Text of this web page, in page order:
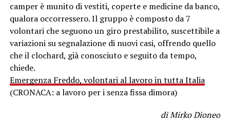
camper è munito di vestiti, coperte e medicine da banco,
qualora occorressero. Il gruppo è composto da 7
volontari che seguono un giro prestabilito, suscettibile a
variazioni su segnalazione di nuovi casi, offrendo quello
che il clochard, già conosciuto e seguito da tempo,
chiede.
Emergenza Freddo, volontari al lavoro in tutta Italia
(CRONACA: a lavoro per i senza fissa dimora)
di Mirko Dioneo